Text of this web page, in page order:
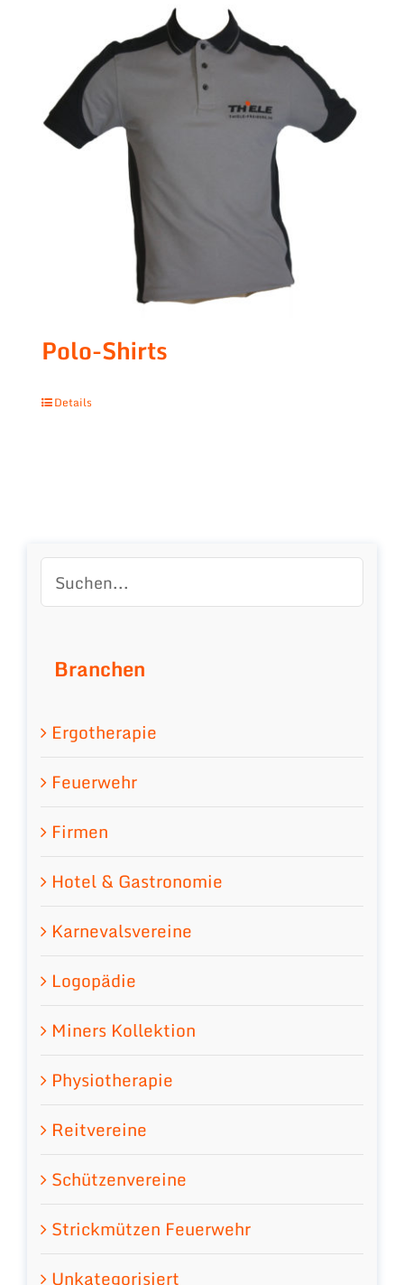
Polo-Shirts
Details
Branchen
Ergotherapie
Feuerwehr
Firmen
Hotel & Gastronomie
Karnevalsvereine
Logopädie
Miners Kollektion
Physiotherapie
Reitvereine
Schützenvereine
Strickmützen Feuerwehr
Unkategorisiert